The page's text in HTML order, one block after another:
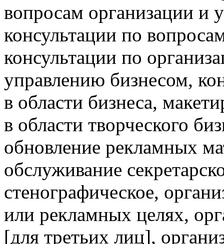
вопросам организации и
консультации по
консультации по
управлению бизнесом,
в области бизнеса,
в области творческого
обновление рекламных
обслуживание
стенографическое,
или рекламных целях,
[для третьих лиц],